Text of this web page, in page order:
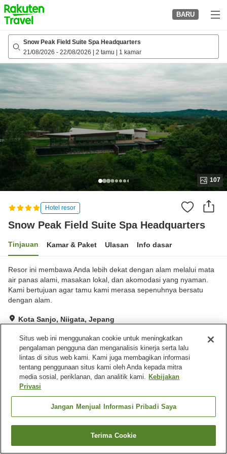
to
top
page
BARU
Snow Peak Field Suite Spa Headquarters
21/08/2026 - 22/08/2026 2 tamu 1 kamar
107
Hotel resor
Snow Peak Field Suite Spa Headquarters
Tinjauan Kamar & Paket Ulasan Info dasar
Resor ini membawa Anda lebih dekat dengan alam melalui mata
air panas alami, masakan lokal, dan akomodasi yang nyaman.
Kami bertujuan agar tamu kami merasa sepenuhnya bersatu
dengan alam.
Kota Sanjo, Niigata, Jepang
Hebat Ulasan:13
Fasilitas properti
Tempat parkir
Beranda Jepang Niigata
Kota Sanjo
Snow Peak Field Suite Spa Headquarters
Cari kamar
Situs web ini menggunakan cookie untuk meningkatkan
pengalaman pengguna dan menganalisis kinerja serta lalu
lintas di situs web kami. Kami juga membagikan informasi
tentang penggunaan situs kami oleh Anda kepada mitra
media sosial, periklanan, dan analitik kami. Kebijakan
Privasi
Jangan Menjual Informasi Pribadi Saya
Terima Cookie